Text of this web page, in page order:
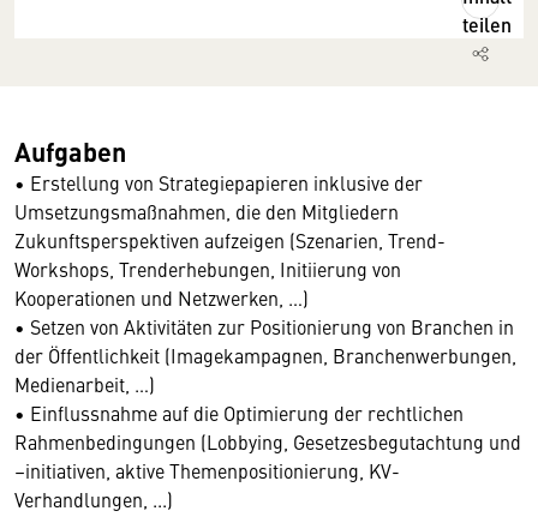
teilen
Aufgaben
• Erstellung von Strategiepapieren inklusive der
Umsetzungsmaßnahmen, die den Mitgliedern
Zukunftsperspektiven aufzeigen (Szenarien, Trend-
Workshops, Trenderhebungen, Initiierung von
Kooperationen und Netzwerken, …)
• Setzen von Aktivitäten zur Positionierung von Branchen in
der Öffentlichkeit (Imagekampagnen, Branchenwerbungen,
Medienarbeit, …)
• Einflussnahme auf die Optimierung der rechtlichen
Rahmenbedingungen (Lobbying, Gesetzesbegutachtung und
–initiativen, aktive Themenpositionierung, KV-
Verhandlungen, ...)